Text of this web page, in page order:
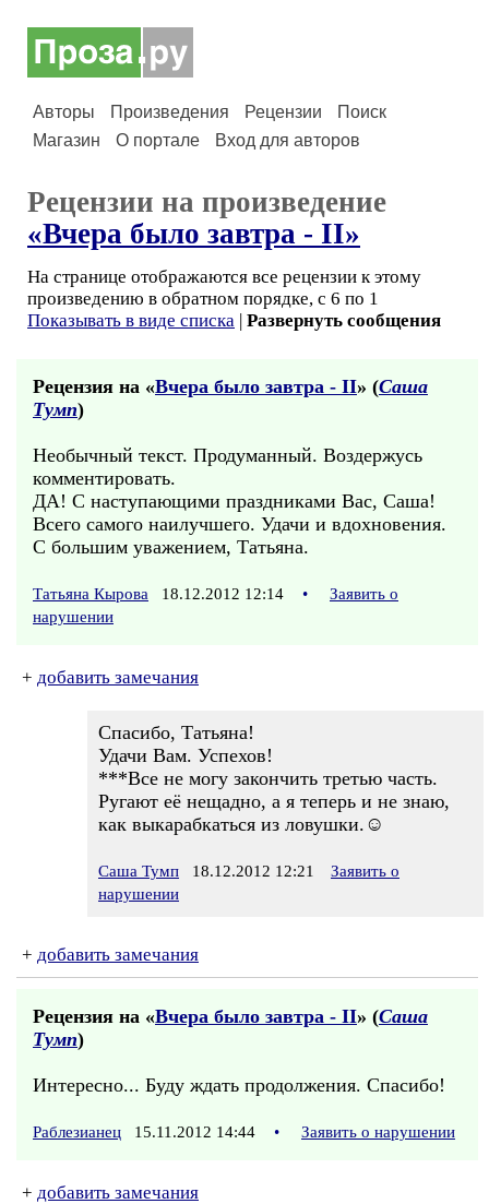
Авторы Произведения Рецензии
Поиск
Магазин
О портале Вход для авторов
Рецензии на произведение
«Вчера было завтра - II»
На странице отображаются все рецензии к этому
произведению в обратном порядке, с 6 по 1
Показывать в виде списка | Развернуть сообщения
Рецензия на «Вчера было завтра - II» (Саша
Тумп)
Необычный текст. Продуманный. Воздержусь
комментировать.
ДА! С наступающими праздниками Вас, Саша!
Всего самого наилучшего. Удачи и вдохновения.
С большим уважением, Татьяна.
Татьяна Кырова 18.12.2012 12:14 •
Заявить о
нарушении
+ добавить замечания
Спасибо, Татьяна!
Удачи Вам. Успехов!
***Все не могу закончить третью часть.
Ругают её нещадно, а я теперь и не знаю,
как выкарабкаться из ловушки.☺
Саша Тумп 18.12.2012 12:21
Заявить о
нарушении
+ добавить замечания
Рецензия на «Вчера было завтра - II» (Саша
Тумп)
Интересно... Буду ждать продолжения. Спасибо!
Раблезианец 15.11.2012 14:44 • Заявить о нарушении
+ добавить замечания